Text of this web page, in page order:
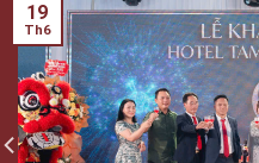
19
Th6